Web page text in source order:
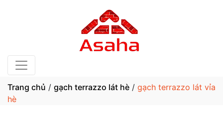
Trang chủ / gạch terrazzo lát hè / gạch terrazzo lát vỉa
hè